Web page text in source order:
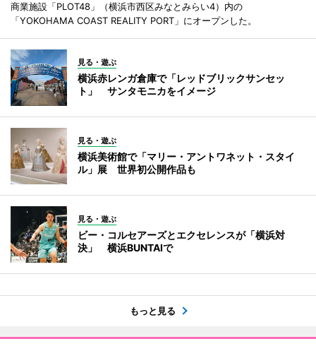
商業施設「PLOT48」（横浜市西区みなとみらい4）内の
「YOKOHAMA COAST REALITY PORT」にオープンした。
見る・遊ぶ
横浜赤レンガ倉庫で「レッドブリックサンセッ
ト」 サンタモニカをイメージ
見る・遊ぶ
横浜美術館で「マリー・アントワネット・スタイ
ル」展 世界初公開作品も
見る・遊ぶ
ビー・コルセアーズとエクセレンスが「横浜対
決」 横浜BUNTAIで
もっと見る